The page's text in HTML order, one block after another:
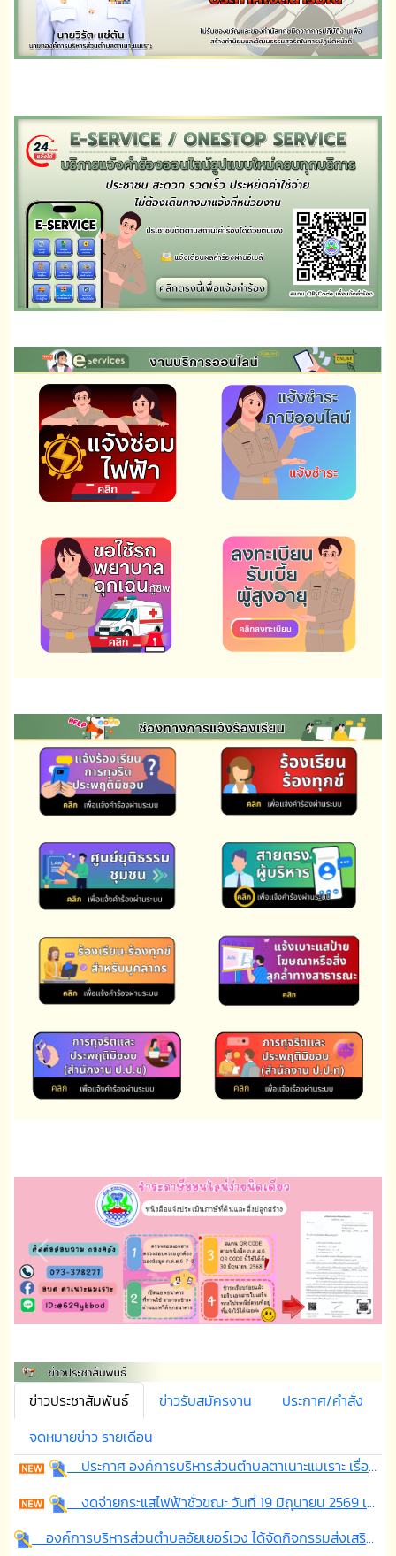
Previous Next
ข่าวประชาสัมพันธ์ ข่าวรับสมัครงาน
ประกาศ/คำสั่ง
จดหมายข่าว รายเดือน
ประกาศ องค์การบริหารส่วนตำบลตาเนาะแมเราะ เรื่อง กำหนดการยื่นแบบและชำระภาษีที่ดินและสิ่งปลูกสร้าง ประจำปี พ.ศ.2569
งดจ่ายกระแสไฟฟ้าชั่วขณะ วันที่ 19 มิถุนายน 2569 เนื่องจากการไฟฟ้าส่วนภูมิภาคสาขาเบตงได้ดำเนินการติดตั้งและปรับปรุงระบบไมโครกริด
องค์การบริหารส่วนตำบลอัยเยอร์เวง ได้จัดกิจกรรมส่งเสริมการท่องเที่ยวภายในตำบลประจำปี 2569